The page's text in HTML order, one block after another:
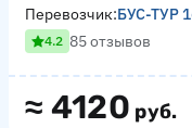
≈ 4120 руб.
Перевозчик:БУС-ТУР
4.2 85 отзывов